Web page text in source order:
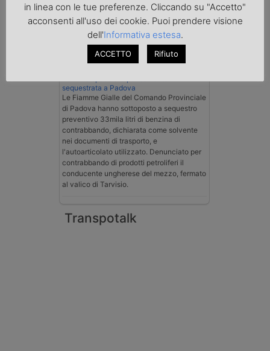
sequestrata a Padova
Le Fiamme Gialle del Comando Provinciale
di Padova hanno sottoposto a sequestro
preventivo 33mila litri di benzina di
contrabbando, dichiarata come solvente
nei documenti di trasporto, e
l'autoarticolato utilizzato. Denunciato per
contrabbando di prodotti petroliferi il
conducente ungherese del mezzo, fermato
al valico di Tarvisio.
Transpotalk
in linea con le tue preferenze. Cliccando su "Accetto"
acconsenti all'uso dei cookie. Puoi prendere visione
dell'Informativa estesa.
ACCETTO Rifiuto